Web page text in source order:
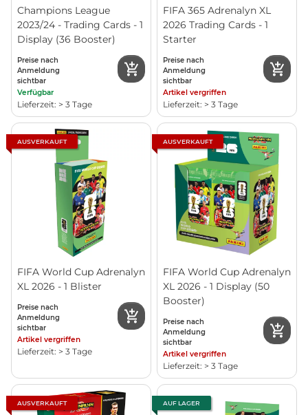
Champions League
2023/24 - Trading Cards - 1
Display (36 Booster)
Preise nach
Anmeldung
sichtbar
Verfügbar
Lieferzeit: > 3 Tage
FIFA 365 Adrenalyn XL
2026 Trading Cards - 1
Starter
Preise nach
Anmeldung
sichtbar
Artikel vergriffen
Lieferzeit: > 3 Tage
FIFA World Cup Adrenalyn
XL 2026 - 1 Blister
AUSVERKAUFT
Preise nach
Anmeldung
sichtbar
Artikel vergriffen
Lieferzeit: > 3 Tage
FIFA World Cup Adrenalyn
XL 2026 - 1 Display (50
Booster)
AUSVERKAUFT
Preise nach
Anmeldung
sichtbar
Artikel vergriffen
Lieferzeit: > 3 Tage
AUSVERKAUFT AUF LAGER